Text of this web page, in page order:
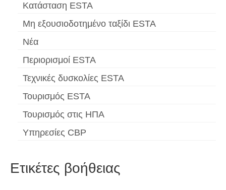
Κατάσταση ESTA
Μη εξουσιοδοτημένο ταξίδι ESTA
Νέα
Περιορισμοί ESTA
Τεχνικές δυσκολίες ESTA
Τουρισμός ESTA
Τουρισμός στις ΗΠΑ
Υπηρεσίες CBP
Ετικέτες βοήθειας